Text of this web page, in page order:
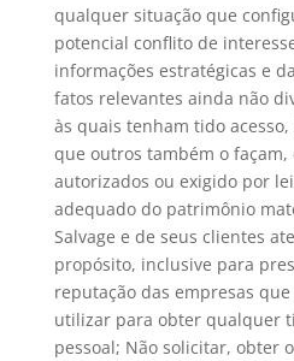
qualquer situação que
potencial conflito de
informações estratégicas e
fatos relevantes ainda não
às quais tenham tido
que outros também o façam,
autorizados ou exigido por
adequado do patrimônio
Salvage e de seus clientes
propósito, inclusive para
reputação das empresas
utilizar para obter qualquer
pessoal; Não solicitar, obter